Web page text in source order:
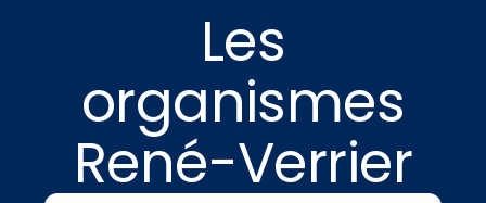
Les
organismes
René-Verrier